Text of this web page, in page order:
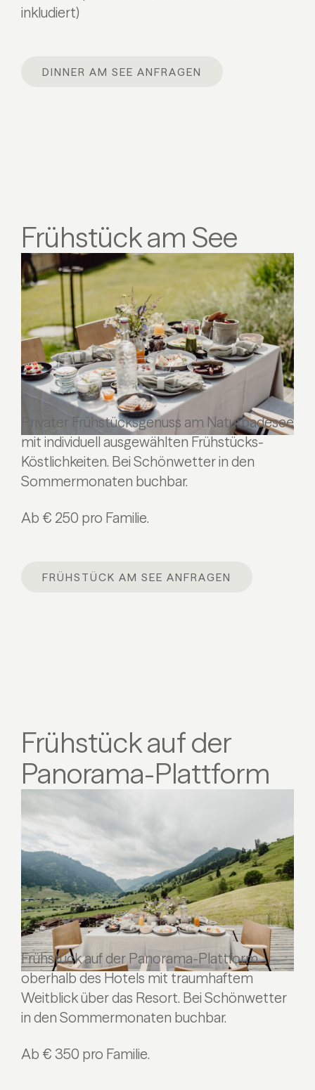
inkludiert)
DINNER AM SEE ANFRAGEN
Frühstück am See
Privater Frühstücksgenuss am Naturbadesee
mit individuell ausgewählten Frühstücks-
Köstlichkeiten. Bei Schönwetter in den
Sommermonaten buchbar.
Ab € 250 pro Familie.
FRÜHSTÜCK AM SEE ANFRAGEN
Frühstück auf der
Panorama-Plattform
Frühstück auf der Panorama-Plattform
oberhalb des Hotels mit traumhaftem
Weitblick über das Resort. Bei Schönwetter
in den Sommermonaten buchbar.
Ab € 350 pro Familie.